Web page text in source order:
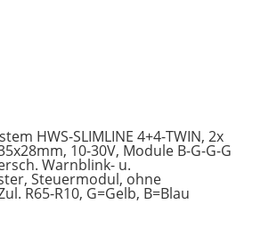
HWS-SLIMLINE 4+4-TWIN, 2x
10-30V, Module B-G-G-G
Warnblink- u.
Steuermodul, ohne
R65-R10, G=Gelb, B=Blau